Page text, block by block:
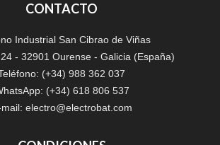
CONTACTO
Industrial San Cibrao de Viñas
24 - 32901 Ourense - Galicia (España)
(+34) 988 362 037
(+34) 618 806 537
electro@electrobat.com